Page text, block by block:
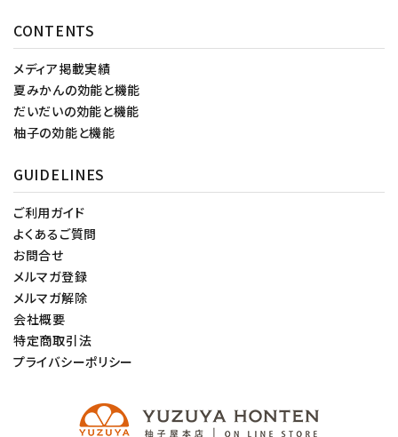
CONTENTS
メディア掲載実績
夏みかんの効能と機能
だいだいの効能と機能
柚子の効能と機能
GUIDELINES
ご利用ガイド
よくあるご質問
お問合せ
メルマガ登録
メルマガ解除
会社概要
特定商取引法
プライバシーポリシー